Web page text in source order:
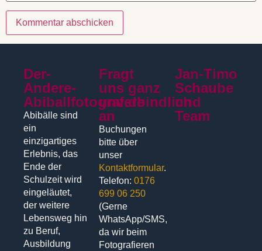
Der-
Andere-
Abiballfotograf.de
Abibälle sind
ein
einzigartiges
Erlebnis, das
Ende der
Schulzeit wird
eingeläutet,
der weitere
Lebensweg hin
zu Beruf,
Ausbildung
Fragt
uns ganz
unverbindlich
an
Buchungen
bitte über
unser
Kontaktformular.
Telefon:0176
699 06 250
(Gerne
WhatsApp/SMS,
da wir beim
Fotografieren
Jan-Timo
Schaube
und
Team